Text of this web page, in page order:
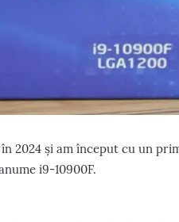
2024 și am început cu un
i9-10900F.